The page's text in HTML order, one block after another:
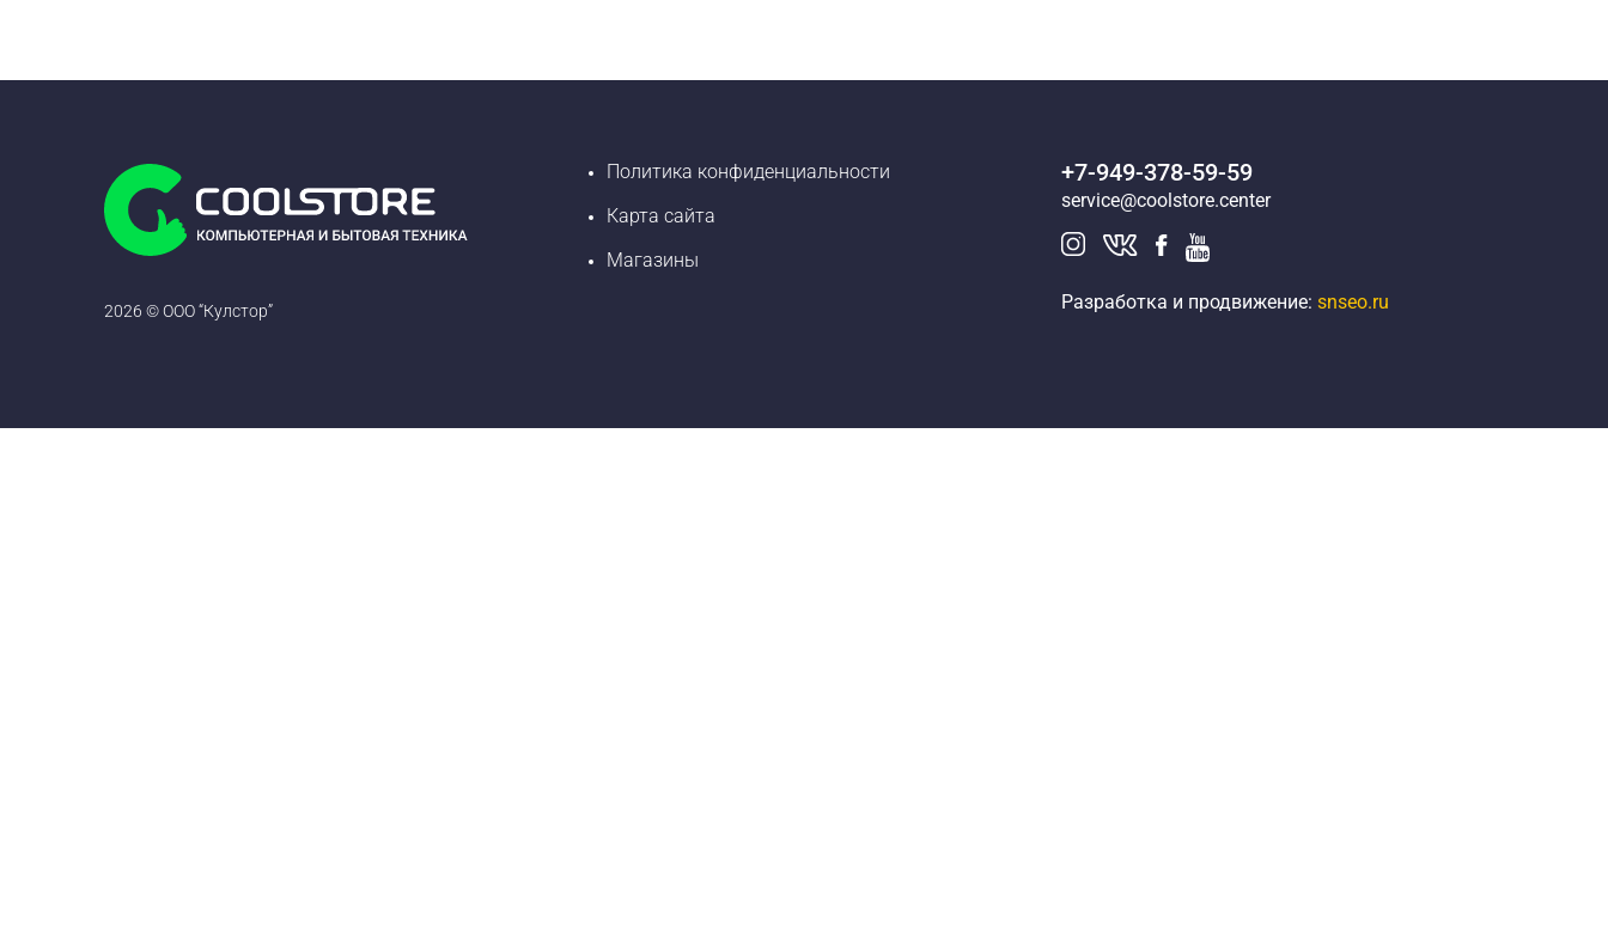
2026 © ООО “Кулстор”
Политика конфиденциальности
Карта сайта
Магазины
+7-949-378-59-59
service@coolstore.center
Разработка и продвижение: snseo.ru